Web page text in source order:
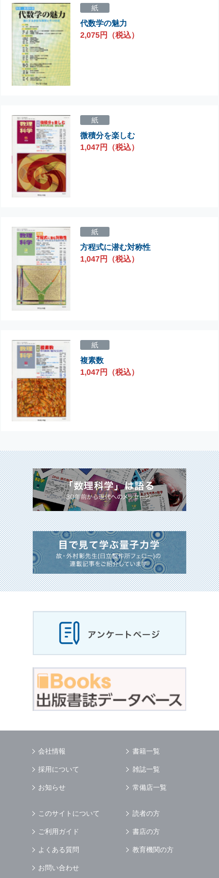
紙
代数学の魅力
2,075円（税込）
紙
微積分を楽しむ
1,047円（税込）
紙
方程式に潜む対称性
1,047円（税込）
紙
複素数
1,047円（税込）
会社情報
採用について
お知らせ
書籍一覧
雑誌一覧
常備店一覧
このサイトについて
ご利用ガイド
よくある質問
お問い合わせ
読者の方
書店の方
教育機関の方